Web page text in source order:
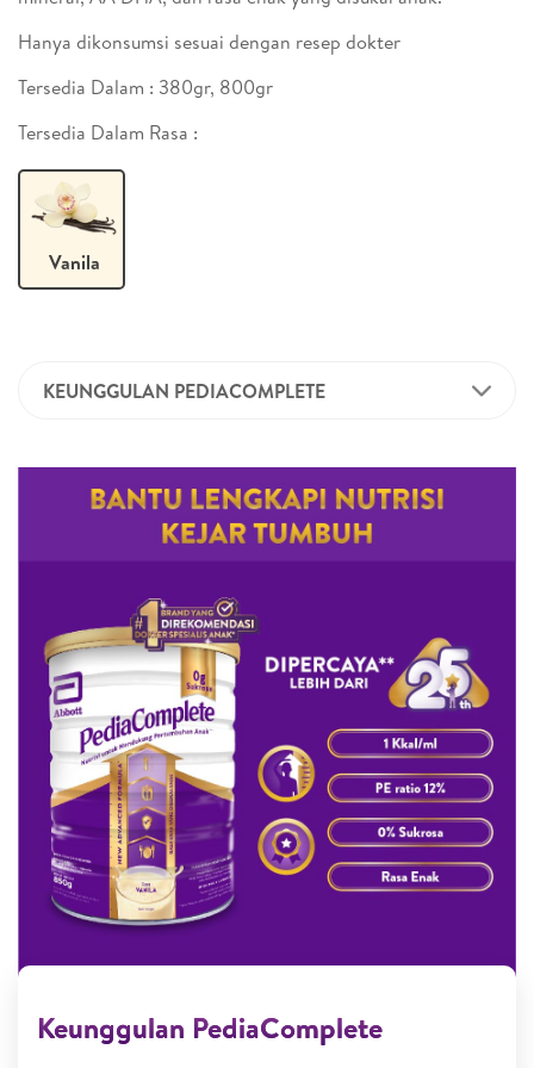
Hanya dikonsumsi sesuai dengan resep dokter
Tersedia Dalam : 380gr, 800gr
Tersedia Dalam Rasa :
Vanila
KEUNGGULAN PEDIACOMPLETE
Keunggulan PediaComplete